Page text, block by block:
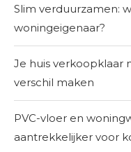
Slim verduurzamen:
woningeigenaar?
Je huis verkoopklaar
verschil maken
PVC-vloer en
aantrekkelijker voor